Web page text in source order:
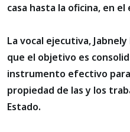
casa hasta la oficina, en
La vocal ejecutiva,
que el objetivo es
instrumento efectivo
propiedad de las y los
Estado.